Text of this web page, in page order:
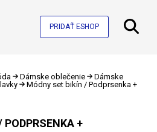
PRIDAŤ ESHOP
Dámske oblečenie
Dámske
Módny set bikín / Podprsenka +
+